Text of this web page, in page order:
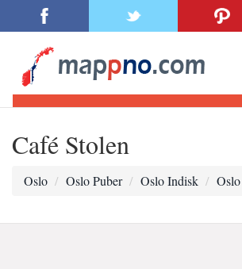
Café Stolen
Oslo Oslo Puber Oslo Indisk